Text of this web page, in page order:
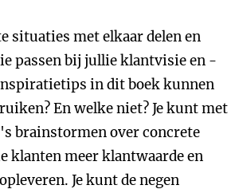
situaties met elkaar delen en
passen bij jullie klantvisie en -
in dit boek kunnen
En welke niet? Je kunt met
brainstormen over concrete
klanten meer klantwaarde en
Je kunt de negen